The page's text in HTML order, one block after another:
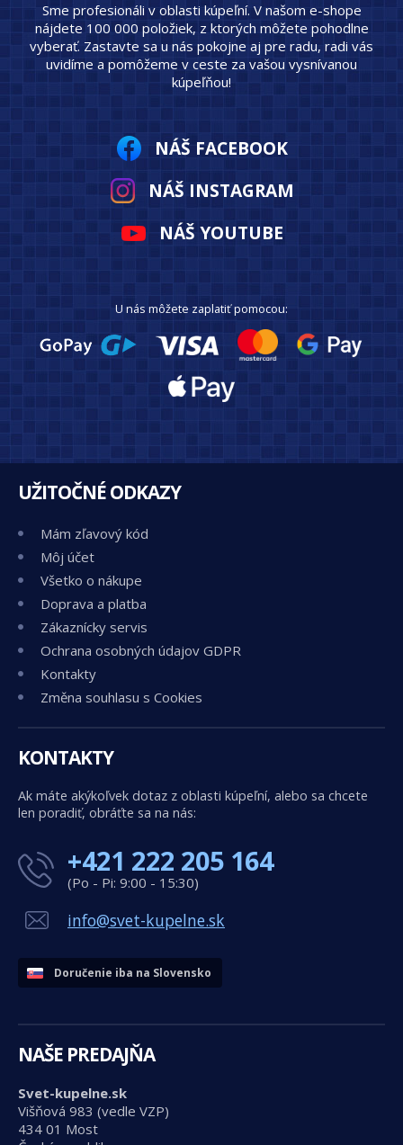
Sme profesionáli v oblasti kúpeľní. V našom e-shope
nájdete 100 000 položiek, z ktorých môžete pohodlne
vyberať. Zastavte sa u nás pokojne aj pre radu, radi vás
uvidíme a pomôžeme v ceste za vašou vysnívanou
kúpeľňou!
NÁŠ FACEBOOK
NÁŠ INSTAGRAM
NÁŠ YOUTUBE
U nás môžete zaplatiť pomocou:
UŽITOČNÉ ODKAZY
Mám zľavový kód
Môj účet
Všetko o nákupe
Doprava a platba
Zákaznícky servis
Ochrana osobných údajov GDPR
Kontakty
Změna souhlasu s Cookies
KONTAKTY
Ak máte akýkoľvek dotaz z oblasti kúpeľní, alebo sa chcete
len poradiť, obráťte sa na nás:
+421 222 205 164
(Po - Pi: 9:00 - 15:30)
info@svet-kupelne.sk
Doručenie iba na Slovensko
NAŠE PREDAJŇA
Svet-kupelne.sk
Višňová 983 (vedle VZP)
434 01 Most